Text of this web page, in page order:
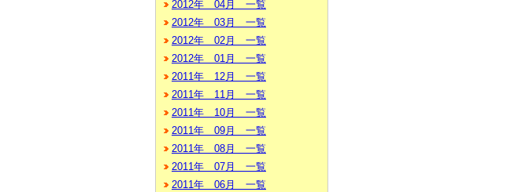
2012年 04月 一覧
2012年 03月 一覧
2012年 02月 一覧
2012年 01月 一覧
2011年 12月 一覧
2011年 11月 一覧
2011年 10月 一覧
2011年 09月 一覧
2011年 08月 一覧
2011年 07月 一覧
2011年 06月 一覧